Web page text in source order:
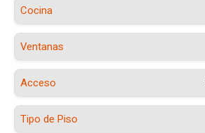
Cocina
Ventanas
Acceso
Tipo de Piso